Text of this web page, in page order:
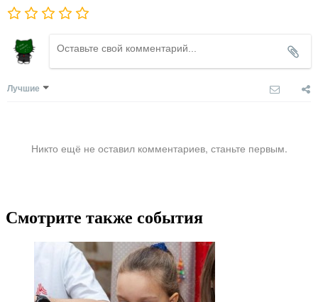
Лучшие
Никто ещё не оставил комментариев, станьте первым.
Смотрите также события